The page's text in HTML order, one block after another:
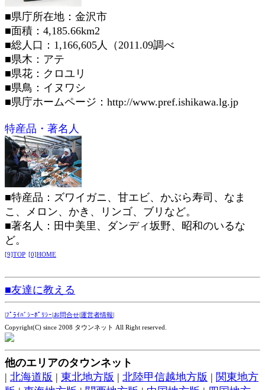
■県庁所在地：金沢市
■面積：4,185.66km2
■総人口：1,166,605人（2011.09調べ
■県木：アテ
■県花：クロユリ
■県鳥：イヌワシ
■県庁ホームページ：http://www.pref.ishikawa.lg.jp
特産品・著名人
■特産品：ズワイガニ、甘エビ、かぶら寿司、なま
こ、メロン、かき、リンゴ、ブリなど。
■著名人：田中美里、ダンディ坂野、昭和のいるな
ど。
[9]TOP [0]HOME
■友達に教える
|ﾌﾟﾗｲﾊﾞｼｰﾎﾟﾘｼｰ|お問合せ|運営者情報|
Copyright(C) since 2008 タウンネット All Right reserved.
他のエリアのタウンネット
| 北海道版 | 東北地方版 | 北陸甲信越地方版 | 関東地方